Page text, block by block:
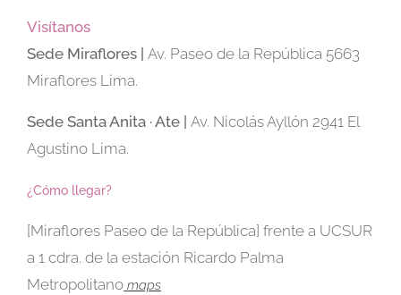
Visítanos
Sede Miraflores | Av. Paseo de la República 5663
Miraflores Lima.
Sede Santa Anita · Ate | Av. Nicolás Ayllón 2941 El
Agustino Lima.
¿Cómo llegar?
[Miraflores Paseo de la República] frente a UCSUR
a 1 cdra. de la estación Ricardo Palma
Metropolitano maps